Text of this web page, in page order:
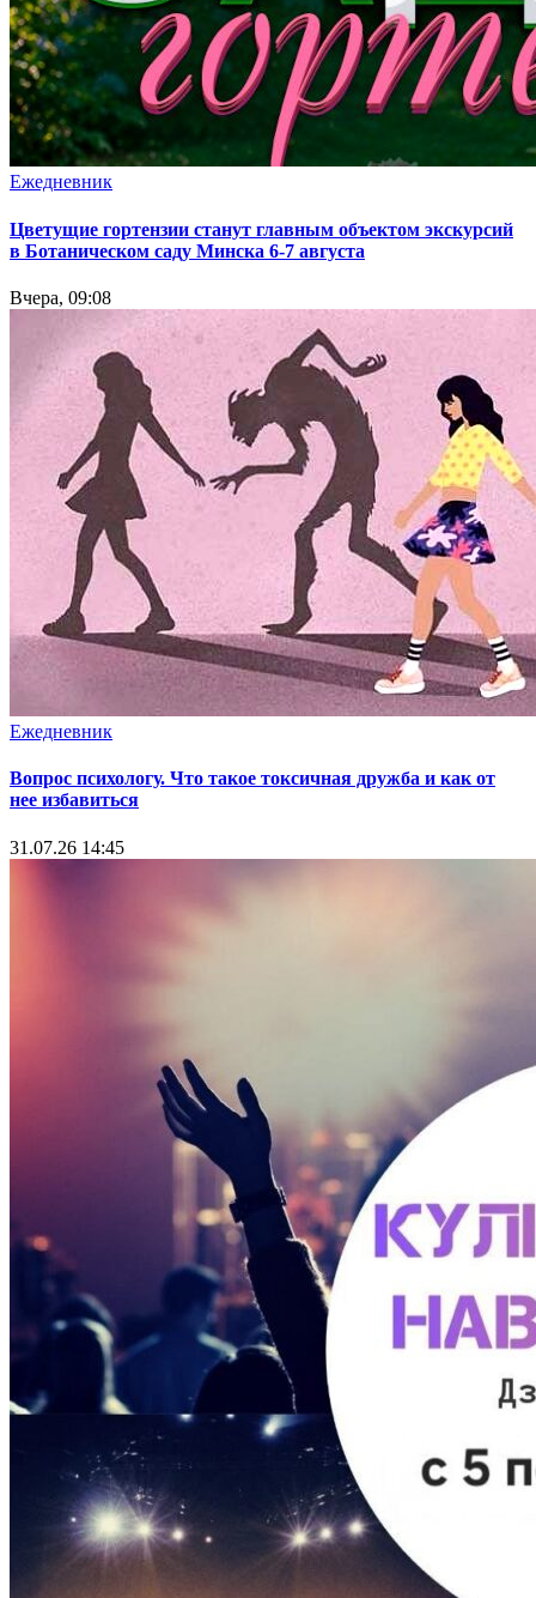
Ежедневник
Цветущие гортензии станут главным объектом экскурсий
в Ботаническом саду Минска 6-7 августа
Вчера, 09:08
Ежедневник
Вопрос психологу. Что такое токсичная дружба и как от
нее избавиться
31.07.26 14:45